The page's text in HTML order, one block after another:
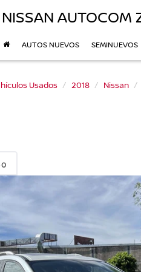
NISSAN AUTOCOM
AUTOS NUEVOS SEMINUEVOS
Usados 2018 Nissan